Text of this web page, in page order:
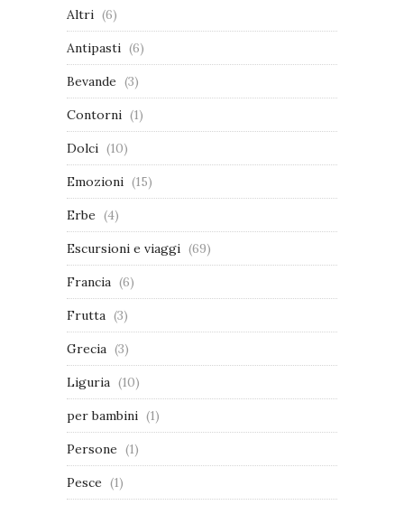
Altri (6)
Antipasti (6)
Bevande (3)
Contorni (1)
Dolci (10)
Emozioni (15)
Erbe (4)
Escursioni e viaggi (69)
Francia (6)
Frutta (3)
Grecia (3)
Liguria (10)
per bambini (1)
Persone (1)
Pesce (1)